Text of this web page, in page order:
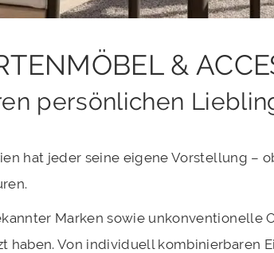
&
persönlichen
hat jeder seine eigene Vorstellung –
Marken sowie
Von individuell kombinierbaren